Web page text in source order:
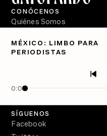
MÉXICO: LIMBO PARA
PERIODISTAS
0:00
CONÓCENOS
Quiénes Somos
PÓDCASTS
Crecer en Distopía
SÍGUENOS
Facebook